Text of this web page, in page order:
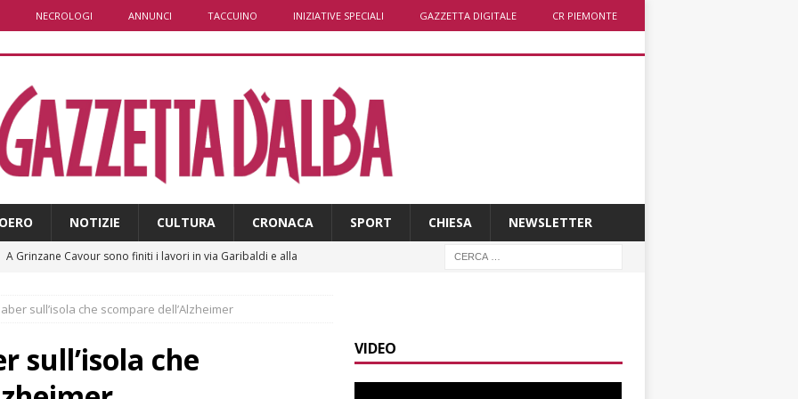
NECROLOGI ANNUNCI TACCUINO INIZIATIVE SPECIALI GAZZETTA DIGITALE CR PIEMONTE
NOTIZIE CULTURA CRONACA SPORT CHIESA NEWSLETTER
A Grinzane Cavour sono finiti i lavori in via Garibaldi e alla
Banca di Asti, utile a 26,7 milioni nel primo semestre: cresce la
ALTRE NOTIZIE
sull’isola che scompare dell’Alzheimer
sull’isola che
VIDEO